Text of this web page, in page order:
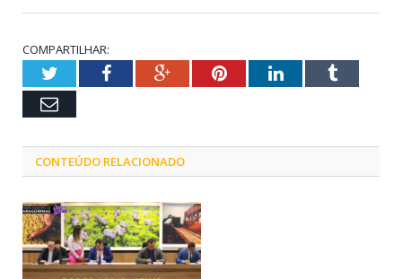
COMPARTILHAR:
TwitterFacebookGoogle+PinterestLinkedInTumblr
Email
CONTEÚDO RELACIONADO